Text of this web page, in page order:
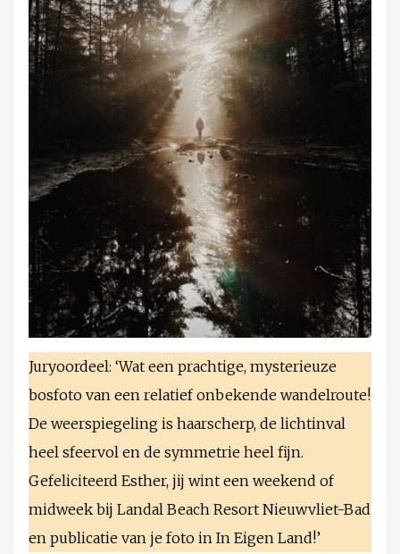
Juryoordeel: ‘Wat een prachtige, mysterieuze
bosfoto van een relatief onbekende wandelroute!
De weerspiegeling is haarscherp, de lichtinval
heel sfeervol en de symmetrie heel fijn.
Gefeliciteerd Esther, jij wint een weekend of
midweek bij Landal Beach Resort Nieuwvliet-Bad
en publicatie van je foto in In Eigen Land!’